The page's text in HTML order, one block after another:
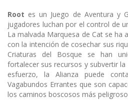
Root es un Juego de Aventura y
jugadores luchan por el control de
La malvada Marquesa de Cat se ha
con la intención de cosechar sus
Criaturas del Bosque se han
fortalecer sus recursos y subvertir la
esfuerzo, la Alianza puede
Vagabundos Errantes que son
los caminos boscosos más